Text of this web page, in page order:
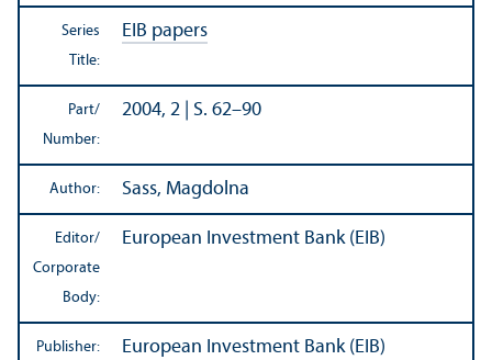
Series
Title:
EIB papers
Part/
Number:
2004, 2 | S. 62–90
Author: Sass, Magdolna
Editor/
Corporate
Body:
European Investment Bank (EIB)
Publisher: European Investment Bank (EIB)